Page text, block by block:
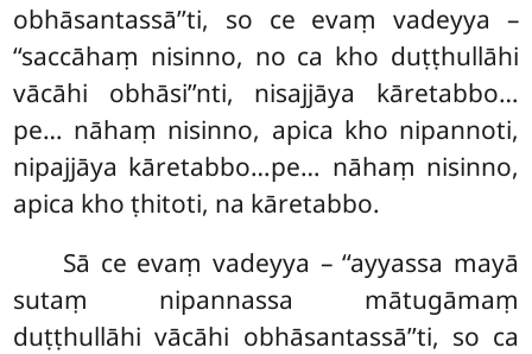
obhāsantassā’’ti, so ce evaṃ vadeyya –
‘‘saccāhaṃ nisinno, no ca kho duṭṭhullāhi
vācāhi obhāsi’’nti, nisajjāya kāretabbo…
pe… nāhaṃ nisinno, apica kho nipannoti,
nipajjāya kāretabbo…pe… nāhaṃ nisinno,
apica kho ṭhitoti, na kāretabbo.
Sā ce evaṃ vadeyya – ‘‘ayyassa mayā
sutaṃ nipannassa mātugāmaṃ
duṭṭhullāhi vācāhi obhāsantassā’’ti, so ca